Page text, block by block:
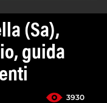
(Sa),
guida
3930